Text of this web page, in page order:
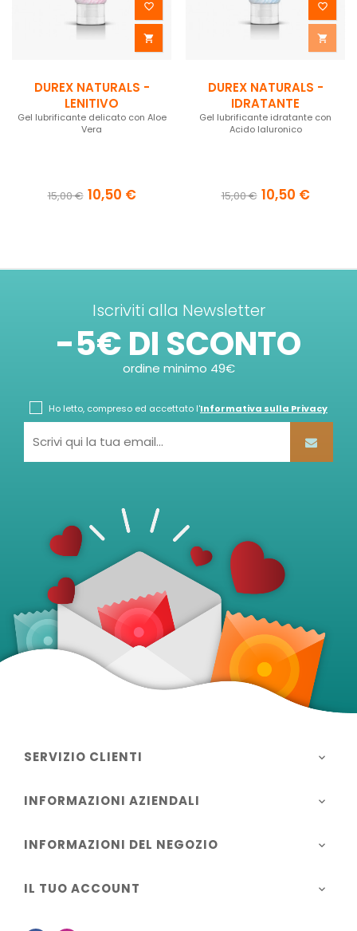


DUREX NATURALS -
LENITIVO
Gel lubrificante delicato con Aloe
Vera
15,00 € 10,50 €


DUREX NATURALS -
IDRATANTE
Gel lubrificante idratante con
Acido Ialuronico
15,00 € 10,50 €
Iscriviti alla Newsletter
-5€ DI SCONTO
ordine minimo 49€
Ho letto, compreso ed accettato l'Informativa sulla Privacy
SERVIZIO CLIENTI 
INFORMAZIONI AZIENDALI 
INFORMAZIONI DEL NEGOZIO 
IL TUO ACCOUNT 